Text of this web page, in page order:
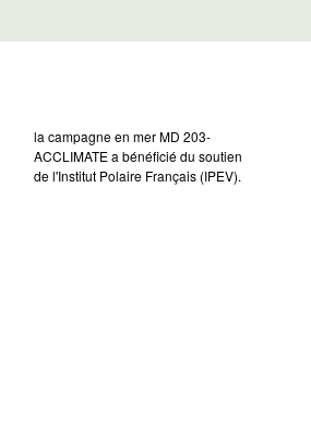
la campagne en mer MD 203-
ACCLIMATE a bénéficié du soutien
de l'Institut Polaire Français (IPEV).